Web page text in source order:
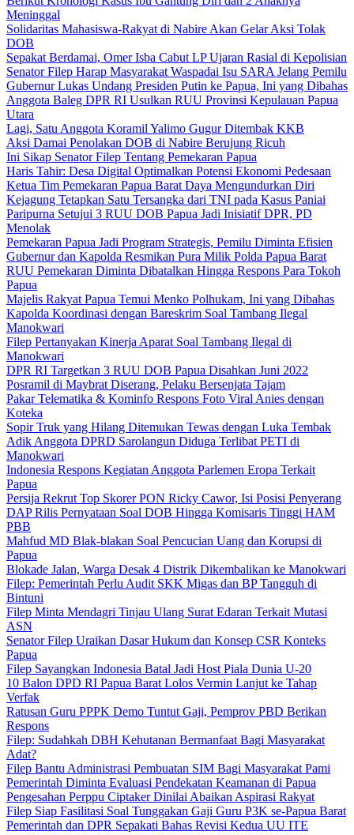
Meninggal
Solidaritas Mahasiswa-Rakyat di Nabire Akan Gelar Aksi Tolak
DOB
Sepakat Berdamai, Omer Isba Cabut LP Ujaran Rasial di Kepolisian
Senator Filep Harap Masyarakat Waspadai Isu SARA Jelang Pemilu
Gubernur Lukas Undang Presiden Putin ke Papua, Ini yang Dibahas
Anggota Baleg DPR RI Usulkan RUU Provinsi Kepulauan Papua
Utara
Lagi, Satu Anggota Koramil Yalimo Gugur Ditembak KKB
Aksi Damai Penolakan DOB di Nabire Berujung Ricuh
Ini Sikap Senator Filep Tentang Pemekaran Papua
Haris Tahir: Desa Digital Optimalkan Potensi Ekonomi Pedesaan
Ketua Tim Pemekaran Papua Barat Daya Mengundurkan Diri
Kejagung Tetapkan Satu Tersangka dari TNI pada Kasus Paniai
Paripurna Setujui 3 RUU DOB Papua Jadi Inisiatif DPR, PD
Menolak
Pemekaran Papua Jadi Program Strategis, Pemilu Diminta Efisien
Gubernur dan Kapolda Resmikan Pura Milik Polda Papua Barat
RUU Pemekaran Diminta Dibatalkan Hingga Respons Para Tokoh
Papua
Majelis Rakyat Papua Temui Menko Polhukam, Ini yang Dibahas
Kapolda Koordinasi dengan Bareskrim Soal Tambang Ilegal
Manokwari
Filep Pertanyakan Kinerja Aparat Soal Tambang Ilegal di
Manokwari
DPR RI Targetkan 3 RUU DOB Papua Disahkan Juni 2022
Posramil di Maybrat Diserang, Pelaku Bersenjata Tajam
Pakar Telematika & Kominfo Respons Foto Viral Anies dengan
Koteka
Sopir Truk yang Hilang Ditemukan Tewas dengan Luka Tembak
Adik Anggota DPRD Sarolangun Diduga Terlibat PETI di
Manokwari
Indonesia Respons Kegiatan Anggota Parlemen Eropa Terkait
Papua
Persija Rekrut Top Skorer PON Ricky Cawor, Isi Posisi Penyerang
DAP Rilis Pernyataan Soal DOB Hingga Komisaris Tinggi HAM
PBB
Mahfud MD Blak-blakan Soal Pencucian Uang dan Korupsi di
Papua
Blokade Jalan, Warga Desak 4 Distrik Dikembalikan ke Manokwari
Filep: Pemerintah Perlu Audit SKK Migas dan BP Tangguh di
Bintuni
Filep Minta Mendagri Tinjau Ulang Surat Edaran Terkait Mutasi
ASN
Senator Filep Uraikan Dasar Hukum dan Konsep CSR Konteks
Papua
Filep Sayangkan Indonesia Batal Jadi Host Piala Dunia U-20
10 Balon DPD RI Papua Barat Lolos Vermin Lanjut ke Tahap
Verfak
Ratusan Guru PPPK Demo Tuntut Gaji, Pemprov PBD Berikan
Respons
Filep: Sudahkah DBH Kehutanan Bermanfaat Bagi Masyarakat
Adat?
Filep Bantu Administrasi Pembuatan SIM Bagi Masyarakat Pami
Pemerintah Diminta Evaluasi Pendekatan Keamanan di Papua
Pengesahan Perppu Ciptaker Dinilai Abaikan Aspirasi Rakyat
Filep Siap Fasilitasi Soal Tunggakan Gaji Guru P3K se-Papua Barat
Pemerintah dan DPR Sepakati Bahas Revisi Kedua UU ITE